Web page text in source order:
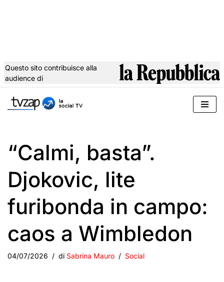
al
Questo sito contribuisce alla
audience di
“Calmi, basta”.
Djokovic, lite
furibonda in campo:
caos a Wimbledon
04/07/2026 di Sabrina Mauro Social